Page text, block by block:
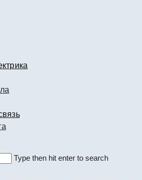
Type then hit enter to search